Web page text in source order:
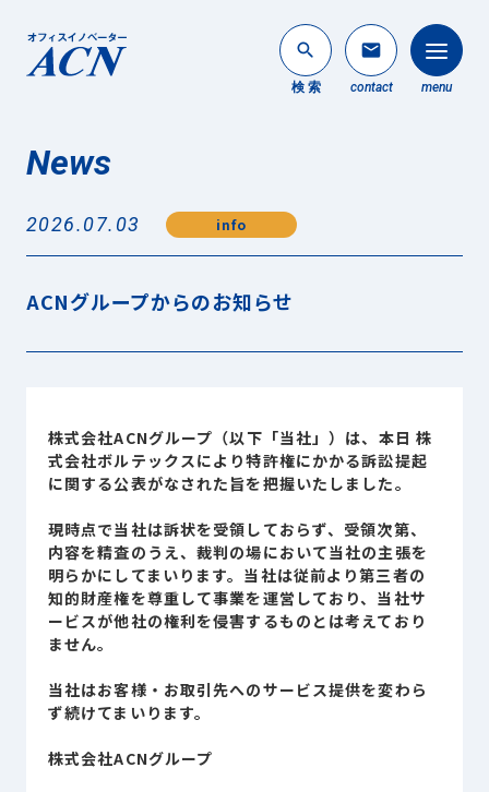
search
検 索
mail
contact menu
法人のお客様
個人のお客様
About ACN
ACNについて
News
最新情報
サステナビリティ
Recruit
採用情報
group 商談中のお客様
News
2026.07.03 info
ACNグループからのお知らせ
株式会社ACNグループ（以下「当社」）は、本日 株
式会社ボルテックスにより特許権にかかる訴訟提起
に関する公表がなされた旨を把握いたしました。
現時点で当社は訴状を受領しておらず、受領次第、
内容を精査のうえ、裁判の場において当社の主張を
明らかにしてまいります。当社は従前より第三者の
知的財産権を尊重して事業を運営しており、当社サ
ービスが他社の権利を侵害するものとは考えており
ません。
当社はお客様・お取引先へのサービス提供を変わら
ず続けてまいります。
株式会社ACNグループ